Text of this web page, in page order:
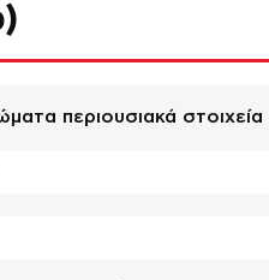
περιουσιακά στοιχεία